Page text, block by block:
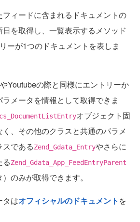
ィードに含まれるドキュメントの
を取得し、一覧表示するメソッド
ーが1つのドキュメントを表しま
Youtubeの際と同様にエントリーか
メータを情報として取得できま
オブジェクト固
、その他のクラスと共通のパラメ
であるZend_Gdata_Entryやさらに
るZend_Gdata_App_FeedEntryParent
のみが取得できます。
はオフィシャルのドキュメント を